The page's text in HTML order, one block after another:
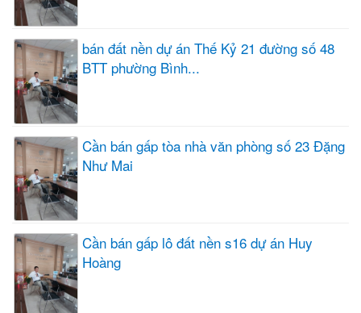
bán đất nền dự án Thế Kỷ 21 đường số 48
BTT phường Bình...
Cần bán gấp tòa nhà văn phòng số 23 Đặng
Như Mai
Cần bán gấp lô đất nền s16 dự án Huy
Hoàng